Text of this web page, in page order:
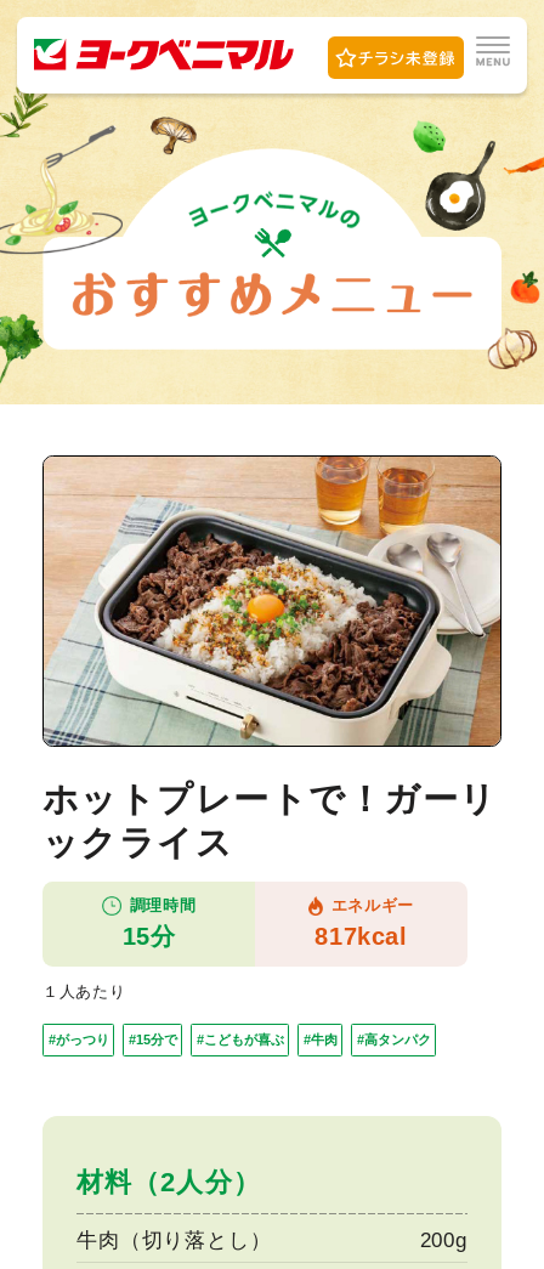
材料（2人分）
牛肉（切り落とし） 200g
ホットプレートで！ガーリ
ックライス
調理時間
15分
エネルギー
817kcal
１人あたり
#がっつり #15分で #こどもが喜ぶ #牛肉 #高タンパク